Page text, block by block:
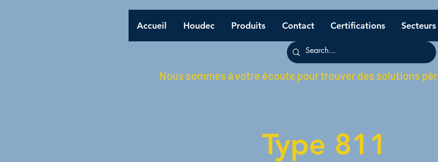
Accueil Houdec Produits Contact Certifications Secteurs
Nous sommes à votre écoute pour trouver des solutions
Type 811